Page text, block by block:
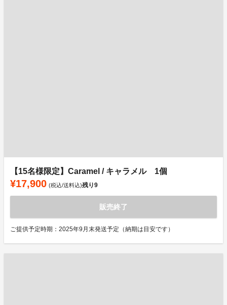
【15名様限定】Caramel / キャラメル 1個
¥17,900 (税込/送料込)残り9
販売終了
ご提供予定時期：2025年9月末発送予定（納期は目安です）